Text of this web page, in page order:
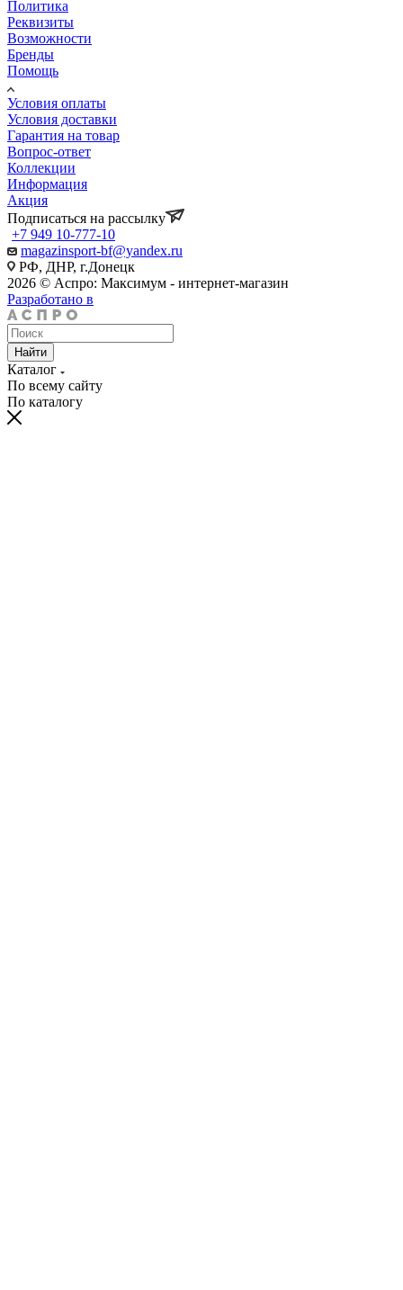
Политика
Реквизиты
Возможности
Бренды
Помощь
Условия оплаты
Условия доставки
Гарантия на товар
Вопрос-ответ
Коллекции
Информация
Акция
Подписаться на рассылку
+7 949 10-777-10
magazinsport-bf@yandex.ru
РФ, ДНР, г.Донецк
2026 © Аспро: Максимум - интернет-магазин
Разработано в
Найти
Каталог
По всему сайту
По каталогу